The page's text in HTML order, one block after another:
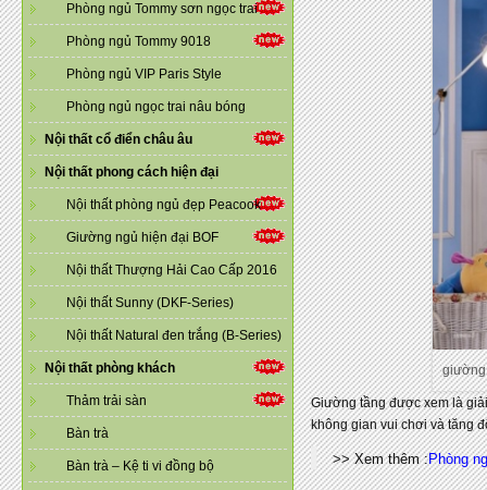
Phòng ngủ Tommy sơn ngọc trai
Phòng ngủ Tommy 9018
Phòng ngủ VIP Paris Style
Phòng ngủ ngọc trai nâu bóng
Nội thất cổ điển châu âu
Nội thất phong cách hiện đại
Nội thất phòng ngủ đẹp Peacook
Giường ngủ hiện đại BOF
Nội thất Thượng Hải Cao Cấp 2016
Nội thất Sunny (DKF-Series)
Nội thất Natural đen trắng (B-Series)
Nội thất phòng khách
Thảm trải sàn
Bàn trà
Bàn trà – Kệ ti vi đồng bộ
giường
Giường tầng được xem là
không gian vui chơi và tăng
>> Xem thêm :Phòng